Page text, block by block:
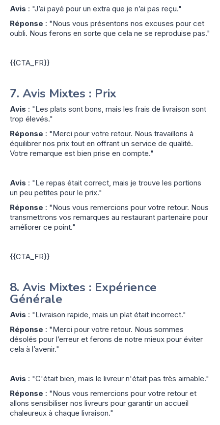
Avis : "J’ai payé pour un extra que je n’ai pas reçu."
Réponse : "Nous vous présentons nos excuses pour cet
oubli. Nous ferons en sorte que cela ne se reproduise pas."
{{CTA_FR}}
7. Avis Mixtes : Prix
Avis : "Les plats sont bons, mais les frais de livraison sont
trop élevés."
Réponse : "Merci pour votre retour. Nous travaillons à
équilibrer nos prix tout en offrant un service de qualité.
Votre remarque est bien prise en compte."
Avis : "Le repas était correct, mais je trouve les portions
un peu petites pour le prix."
Réponse : "Nous vous remercions pour votre retour. Nous
transmettrons vos remarques au restaurant partenaire pour
améliorer ce point."
{{CTA_FR}}
8. Avis Mixtes : Expérience
Générale
Avis : "Livraison rapide, mais un plat était incorrect."
Réponse : "Merci pour votre retour. Nous sommes
désolés pour l’erreur et ferons de notre mieux pour éviter
cela à l’avenir."
Avis : "C'était bien, mais le livreur n'était pas très aimable."
Réponse : "Nous vous remercions pour votre retour et
allons sensibiliser nos livreurs pour garantir un accueil
chaleureux à chaque livraison."